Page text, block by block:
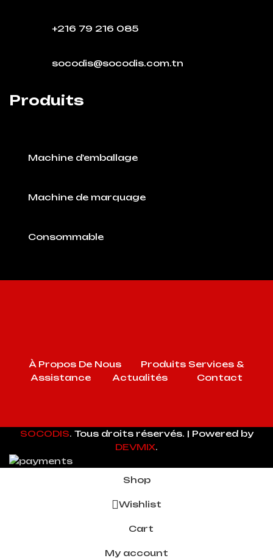
+216 79 216 085
socodis@socodis.com.tn
Produits
Machine d'emballage
Machine de marquage
Consommable
À Propos De Nous Produits Services &
Assistance Actualités Contact
SOCODIS. Tous droits réservés. | Powered by
DEVMIX.
Shop
Wishlist
Cart
My account